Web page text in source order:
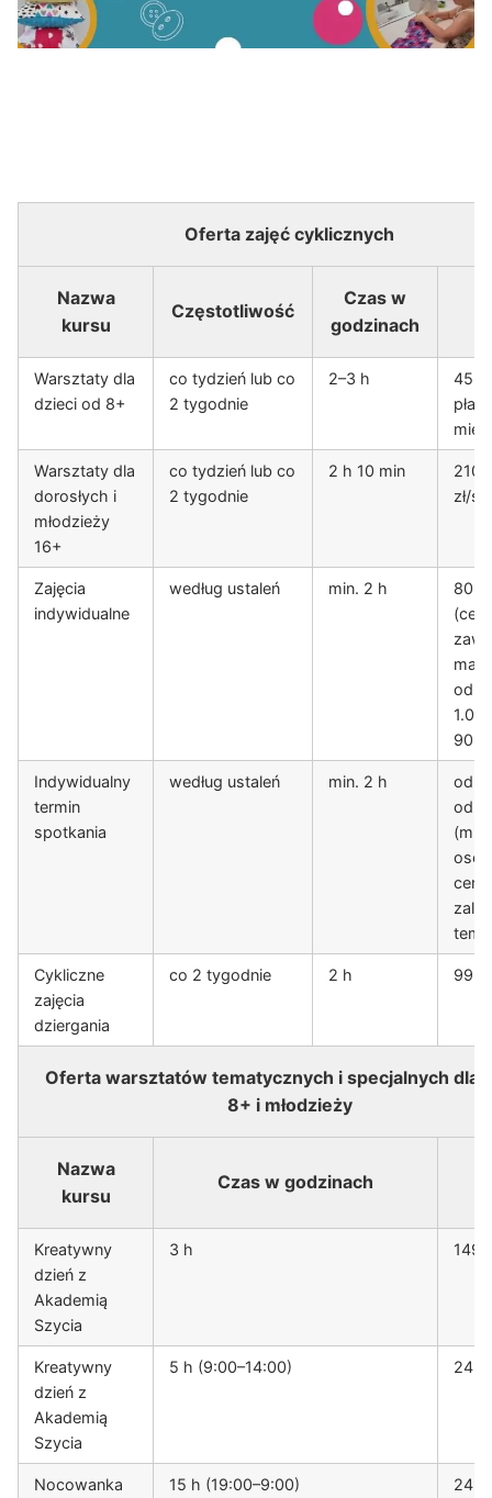
Oferta zajęć cyklicznych
Nazwa
kursu
Częstotliwość
Czas w
godzinach
Warsztaty dla
dzieci od 8+
co tydzień lub co
2 tygodnie
2–3 h
45
Warsztaty dla
dorosłych i
młodzieży
16+
co tydzień lub co
2 tygodnie
2 h 10 min
210
zł/
Zajęcia
indywidualne
według ustaleń min. 2 h
80
od
90
Indywidualny
termin
spotkania
według ustaleń min. 2 h
od
od
cena
Cykliczne
zajęcia
dziergania
co 2 tygodnie 2 h 99 zł
Oferta warsztatów tematycznych i specjalnych dla
8+ i młodzieży
Nazwa
kursu
Czas w godzinach
Kreatywny
dzień z
Akademią
Szycia
3 h 149
Kreatywny
dzień z
Akademią
Szycia
5 h (9:00–14:00) 249
Nocowanka
15 h (19:00–9:00) 249